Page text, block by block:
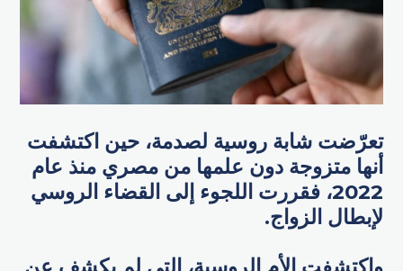
تعرّضت شابة روسية لصدمة، حين اكتشفت
أنها متزوجة دون علمها من مصري منذ عام
2022، فقررت اللجوء إلى القضاء الروسي
لإبطال الزواج.